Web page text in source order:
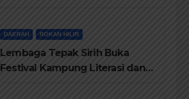
DAERAH ROKAN HILIR
Lembaga Tepak Sirih Buka
Festival Kampung Literasi dan